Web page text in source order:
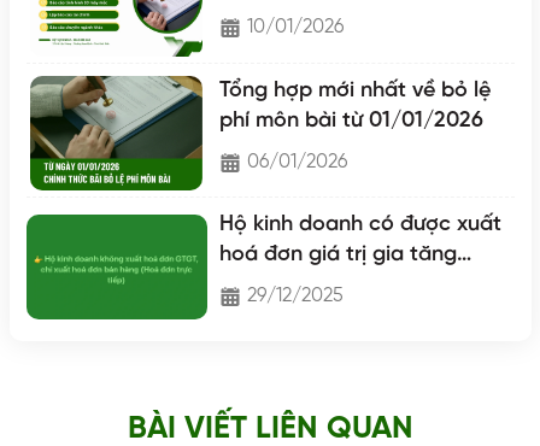
nước ngoài
10/01/2026
Tổng hợp mới nhất về bỏ lệ
phí môn bài từ 01/01/2026
06/01/2026
Hộ kinh doanh có được xuất
hoá đơn giá trị gia tăng
không?
29/12/2025
BÀI VIẾT LIÊN QUAN